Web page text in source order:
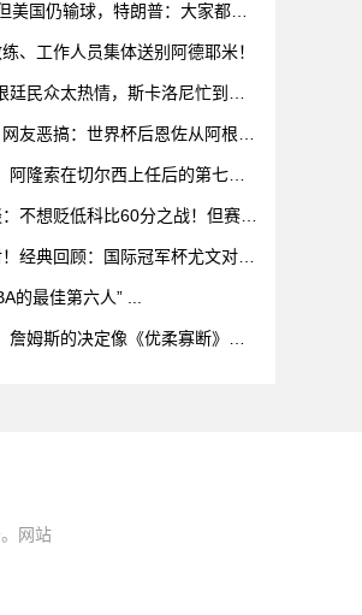
美国仍输球，特朗普：大家都挺
、工作人员集体送别阿德耶米！
廷民众太热情，斯卡洛尼忙到停
友恶搞：世界杯后恩佐从阿根廷
阿隆索在切尔西上任后的第七堂
不想贬低科比60分之战！但赛前
经典回顾：国际冠军杯尤文对阵
的最佳第六人” ...
詹姆斯的决定像《优柔寡断》情
网站